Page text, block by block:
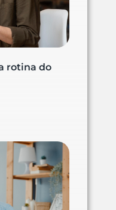
rotina do